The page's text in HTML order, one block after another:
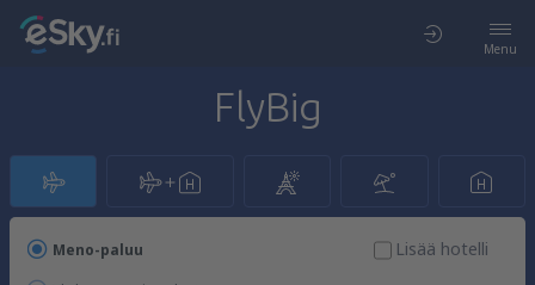
Menu
FlyBig
Meno-paluu
Lisää hotelli